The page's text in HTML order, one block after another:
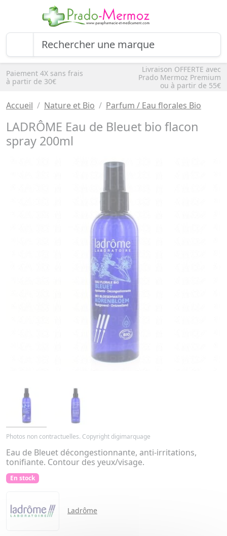
Paiement 4X sans frais
à partir de 30€
Livraison OFFERTE avec
Prado Mermoz Premium
ou à partir de 55€
Accueil Nature et Bio Parfum / Eau florales Bio
LADRÔME Eau de Bleuet bio flacon
spray 200ml
Photos non contractuelles. Copyright digimarquage
Eau de Bleuet décongestionnante, anti-irritations,
tonifiante. Contour des yeux/visage.
En stock
Ladrôme